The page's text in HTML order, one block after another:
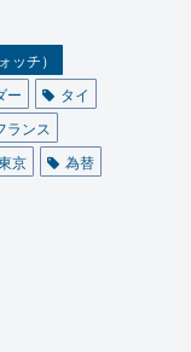
ッチ）
ー
タイ
ランス
京
為替